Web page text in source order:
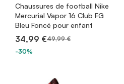
Chaussures de football Nike
Mercurial Vapor 16 Club FG
Bleu Foncé pour enfant
34,99 €49,99 €
-30%